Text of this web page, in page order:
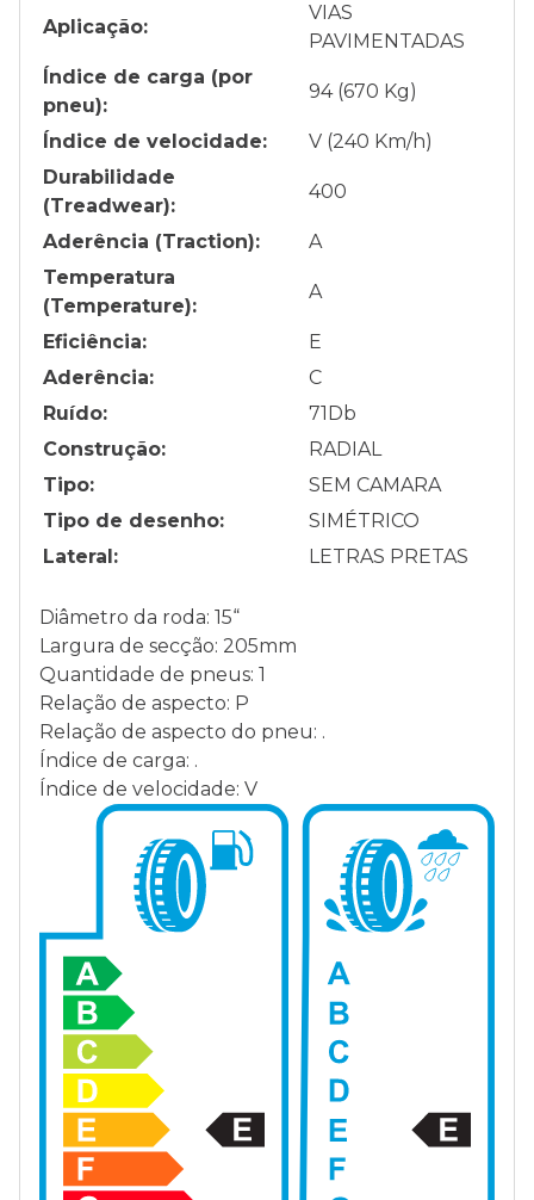
Aplicação:
VIAS
PAVIMENTADAS
Índice de carga (por
pneu):
94 (670 Kg)
Índice de velocidade:
V (240 Km/h)
Durabilidade
(Treadwear):
400
Aderência (Traction):
A
Temperatura
(Temperature):
A
Eficiência:
E
Aderência:
C
Ruído:
71Db
Construção:
RADIAL
Tipo:
SEM CAMARA
Tipo de desenho:
SIMÉTRICO
Lateral:
LETRAS PRETAS
Diâmetro da roda: 15“
Largura de secção: 205mm
Quantidade de pneus: 1
Relação de aspecto: P
Relação de aspecto do pneu: .
Índice de carga: .
Índice de velocidade: V